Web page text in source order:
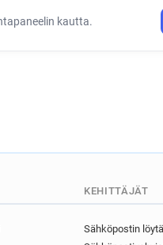
kautta.
KEHITTÄJÄT
Sähköpostin